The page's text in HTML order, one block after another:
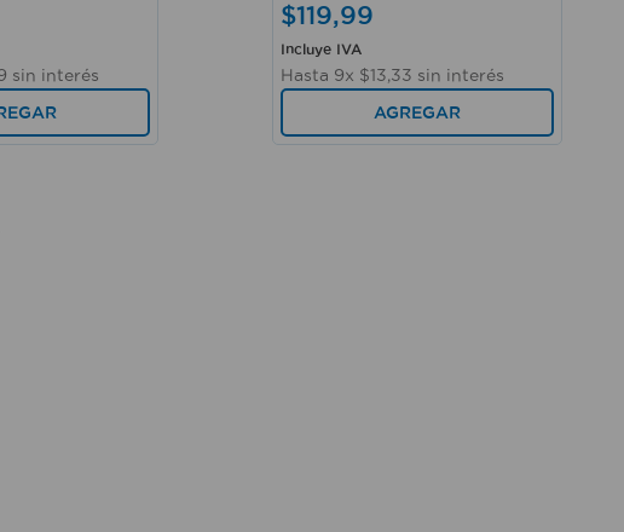
sin interés
$119,99
Incluye IVA
Hasta 9x $13,33 sin interés
AGREGAR